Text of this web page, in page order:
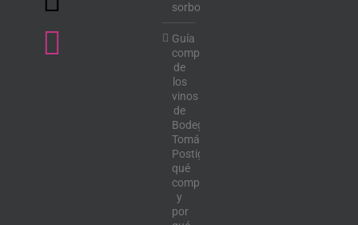
sorbo
Guía
completa
de
los
vinos
de
Bodega
Tomás
Postigo:
qué
comprar
y
por